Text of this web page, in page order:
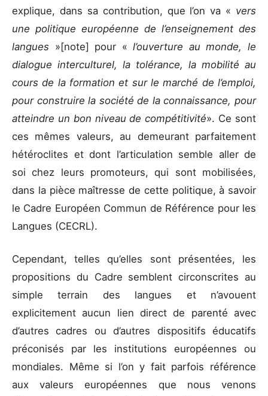
explique, dans sa contribution, que l’on va « vers
une politique européenne de l’enseignement des
langues »[note] pour «l’ouverture au monde, le
dialogue interculturel, la tolérance, la mobilité au
cours de la formation et sur le marché de l’emploi,
pour construire la société de la connaissance, pour
atteindre un bon niveau de compétitivité». Ce sont
ces mêmes valeurs, au demeurant parfaitement
hétéroclites et dont l’articulation semble aller de
soi chez leurs promoteurs, qui sont mobilisées,
dans la pièce maîtresse de cette politique, à savoir
le Cadre Européen Commun de Référence pour les
Langues (CECRL).
Cependant, telles qu’elles sont présentées, les
propositions du Cadre semblent circonscrites au
simple terrain des langues et n’avouent
explicitement aucun lien direct de parenté avec
d’autres cadres ou d’autres dispositifs éducatifs
préconisés par les institutions européennes ou
mondiales. Même si l’on y fait parfois référence
aux valeurs européennes que nous venons